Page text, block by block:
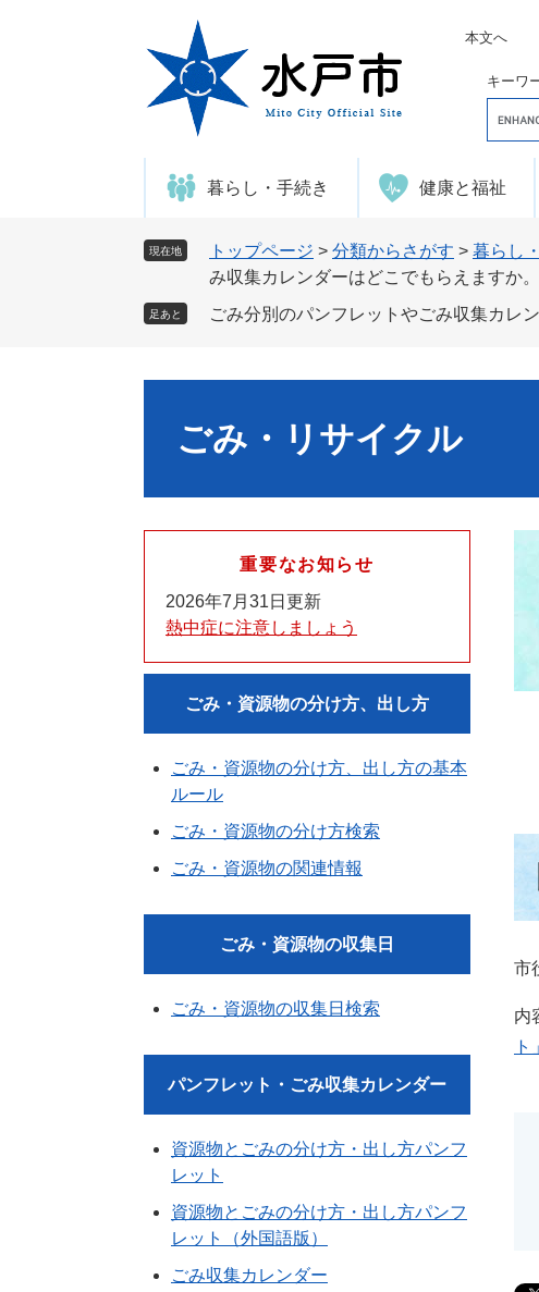
本文へ
キーワ
o
e
タ
ム
検
暮らし・手続き 健康と福祉
現在地 トップページ > 分類からさがす > 暮らし
み収集カレンダーはどこでもらえますか。
足あと ごみ分別のパンフレットやごみ収集カレ
ごみ・リサイクル
市
内
ト」
重要なお知らせ
2026年7月31日更新
熱中症に注意しましょう
ごみ・資源物の分け方、出し方
ごみ・資源物の分け方、出し方の基本
ルール
ごみ・資源物の分け方検索
ごみ・資源物の関連情報
ごみ・資源物の収集日
ごみ・資源物の収集日検索
パンフレット・ごみ収集カレンダー
資源物とごみの分け方・出し方パンフ
レット
資源物とごみの分け方・出し方パンフ
レット（外国語版）
ごみ収集カレンダー